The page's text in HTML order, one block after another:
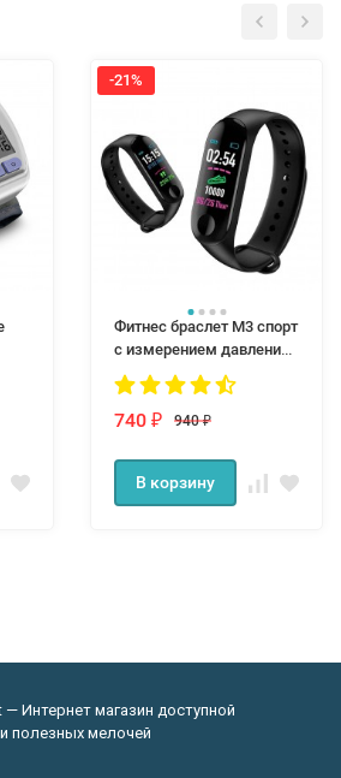
-21%
Фитнес браслет M3 спорт
с измерением давления
и пульса
740 ₽ 940₽
В корзину
Интернет магазин доступной
полезных мелочей